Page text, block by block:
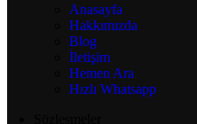
Anasayfa
Hakkımızda
Blog
İletişim
Hemen Ara
Hızlı Whatsapp